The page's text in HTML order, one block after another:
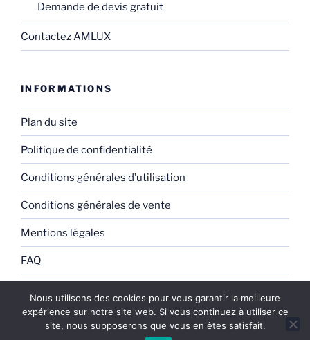
Demande de devis gratuit
Contactez AMLUX
INFORMATIONS
Plan du site
Politique de confidentialité
Conditions générales d’utilisation
Conditions générales de vente
Mentions légales
FAQ
Fièrement propulsé par WordPress
Nous utilisons des cookies pour vous garantir la meilleure
expérience sur notre site web. Si vous continuez à utiliser ce
site, nous supposerons que vous en êtes satisfait.